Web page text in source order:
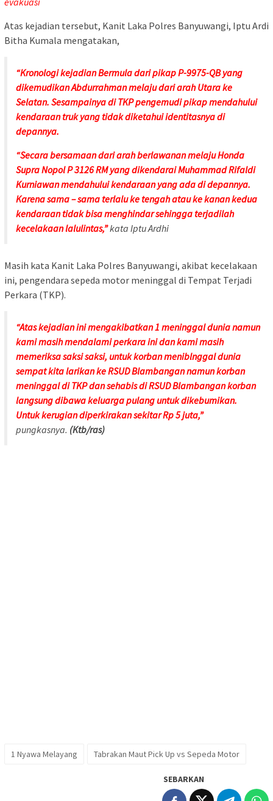
Atas kejadian tersebut, Kanit Laka Polres Banyuwangi, Iptu Ardi
Bitha Kumala mengatakan,
“Kronologi kejadian Bermula dari pikap P-9975-QB yang
dikemudikan Abdurrahman melaju dari arah Utara ke
Selatan. Sesampainya di TKP pengemudi pikap mendahului
kendaraan truk yang tidak diketahui identitasnya di
depannya.
“Secara bersamaan dari arah berlawanan melaju Honda
Supra Nopol P 3126 RM yang dikendarai Muhammad Rifaldi
Kurniawan mendahului kendaraan yang ada di depannya.
Karena sama – sama terlalu ke tengah atau ke kanan kedua
kendaraan tidak bisa menghindar sehingga terjadilah
kecelakaan lalulintas,”kata Iptu Ardhi
Masih kata Kanit Laka Polres Banyuwangi, akibat kecelakaan
ini, pengendara sepeda motor meninggal di Tempat Terjadi
Perkara (TKP).
“Atas kejadian ini mengakibatkan 1 meninggal dunia namun
kami masih mendalami perkara ini dan kami masih
memeriksa saksi saksi, untuk korban meniblnggal dunia
sempat kita larikan ke RSUD Blambangan namun korban
meninggal di TKP dan sehabis di RSUD Blambangan korban
langsung dibawa keluarga pulang untuk dikebumikan.
Untuk kerugian diperkirakan sekitar Rp 5 juta,”
pungkasnya. (Ktb/ras)
1 Nyawa Melayang Tabrakan Maut Pick Up vs Sepeda Motor
SEBARKAN